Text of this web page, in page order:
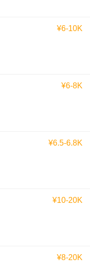
¥6-10K
¥6-8K
¥6.5-6.8K
¥10-20K
¥8-20K